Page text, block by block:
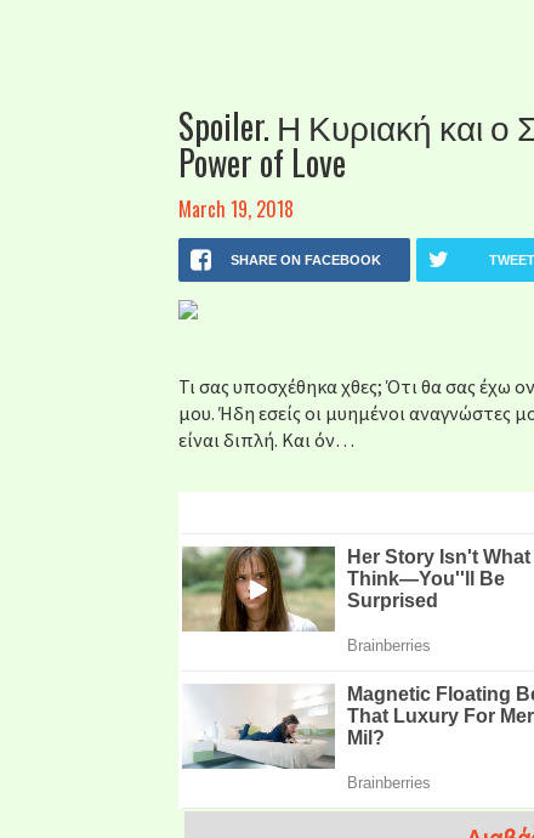
Spoiler. Η Κυριακή και
Power of Love
March 19, 2018
SHARE ON FACEBOOK TWEET
Τι σας υποσχέθηκα χθες; Ότι θα σας έχω
μου. Ήδη εσείς οι μυημένοι
είναι διπλή. Και όν…